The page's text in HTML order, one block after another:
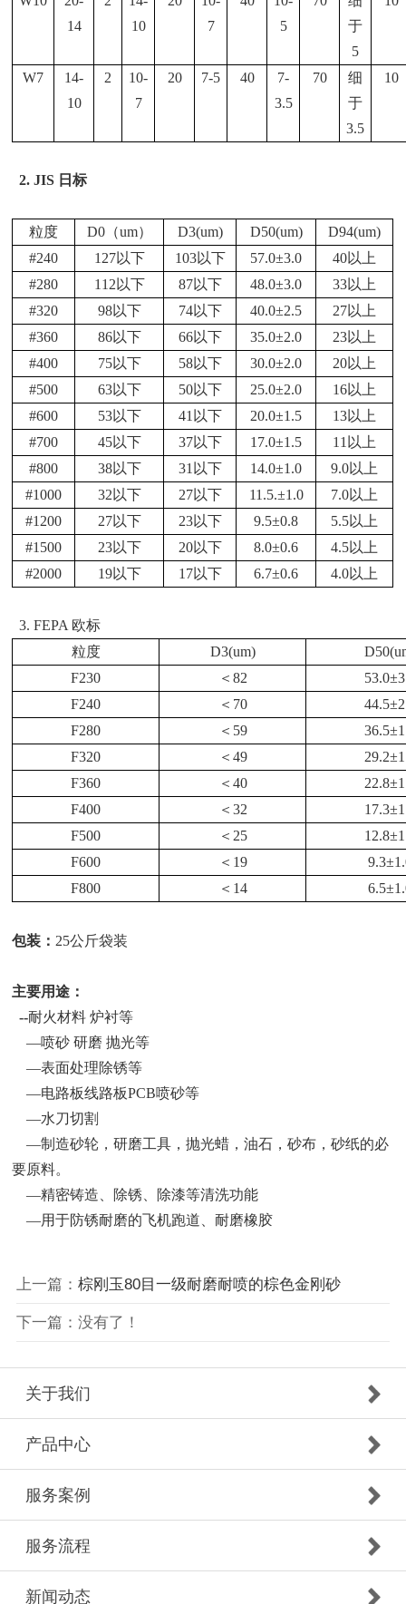
14
10
7
5
于
5
W7
14-
10
2
10-
7
20 7-5 40
7-
3.5
70
细
于
3.5
10
2.JIS 日标
粒度 D0（um） D3(um) D50(um)
D94(um)
#240
127以下 103以下 57.0±3.0
40以上
#280
112以下 87以下 48.0±3.0
33以上
#320
98以下 74以下 40.0±2.5
27以上
#360
86以下 66以下 35.0±2.0
23以上
#400
75以下 58以下 30.0±2.0
20以上
#500
63以下 50以下 25.0±2.0
16以上
#600
53以下 41以下 20.0±1.5
13以上
#700
45以下 37以下 17.0±1.5
11以上
#800
38以下 31以下 14.0±1.0
9.0以上
#1000
32以下 27以下 11.5.±1.0
7.0以上
#1200
27以下 23以下 9.5±0.8
5.5以上
#1500
23以下 20以下 8.0±0.6
4.5以上
#2000
19以下 17以下 6.7±0.6 4.0以上
3.FEPA 欧标
粒度
D3(um)
F230
＜ 82 53.0±
F240
＜ 70 44.5±
F280
＜ 59 36.5±
F320
＜ 49 29.2±
F360
＜ 40 22.8±
F400
＜ 32 17.3±
F500
＜ 25 12.8±
F600
＜ 19 9.3±
F800
＜ 14 6.5±
包装： 25公斤袋装
主要用途：
--耐火材料 炉衬等
—喷砂 研磨 抛光等
—表面处理除锈等
—电路板线路板PCB喷砂等
—水刀切割
—制造砂轮，研磨工具，抛光蜡，油石，砂布，砂纸的必
要原料。
—精密铸造、除锈、除漆等清洗功能
—用于防锈耐磨的飞机跑道、耐磨橡胶
上一篇： 棕刚玉80目一级耐磨耐喷的棕色金刚砂
下一篇：没有了！
关于我们
产品中心
服务案例
服务流程
新闻动态